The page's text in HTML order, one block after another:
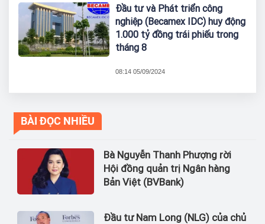
Đầu tư và Phát triển công
nghiệp (Becamex IDC) huy động
1.000 tỷ đồng trái phiếu trong
tháng 8
08:14 05/09/2024
BÀI ĐỌC NHIỀU
Bà Nguyễn Thanh Phượng rời
Hội đồng quản trị Ngân hàng
Bản Việt (BVBank)
Đầu tư Nam Long (NLG) của chủ